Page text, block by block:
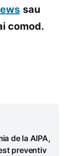
sau
comod.
de la AIPA,
preventiv